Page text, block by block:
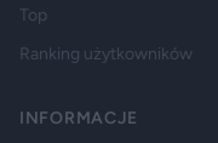
Top
Ranking użytkowników
INFORMACJE